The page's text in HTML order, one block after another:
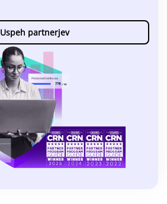
Uspeh partnerjev